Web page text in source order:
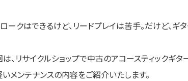
ークはできるけど、リードプレイは苦手。だけど、ギ
、リサイクルショップで中古のアコースティックギ
いメンテナンスの内容をご紹介いたします。